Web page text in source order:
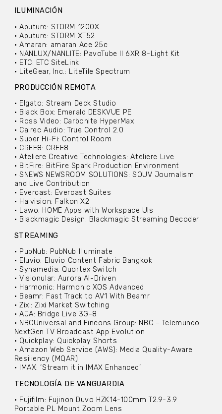
ILUMINACIÓN
• Aputure: STORM 1200X
• Aputure: STORM XT52
• Amaran: amaran Ace 25c
• NANLUX/NANLITE: PavoTube II 6XR 8-Light Kit
• ETC: ETC SiteLink
• LiteGear, Inc.: LiteTile Spectrum
PRODUCCIÓN REMOTA
• Elgato: Stream Deck Studio
• Black Box: Emerald DESKVUE PE
• Ross Video: Carbonite HyperMax
• Calrec Audio: True Control 2.0
• Super Hi-Fi: Control Room
• CREE8: CREE8
• Ateliere Creative Technologies: Ateliere Live
• BitFire: BitFire Spark Production Environment
• SNEWS NEWSROOM SOLUTIONS: SOUV Journalism
and Live Contribution
• Evercast: Evercast Suites
• Haivision: Falkon X2
• Lawo: HOME Apps with Workspace UIs
• Blackmagic Design: Blackmagic Streaming Decoder
STREAMING
• PubNub: PubNub Illuminate
• Eluvio: Eluvio Content Fabric Bangkok
• Synamedia: Quortex Switch
• Visionular: Aurora AI-Driven
• Harmonic: Harmonic XOS Advanced
• Beamr: Fast Track to AV1 With Beamr
• Zixi: Zixi Market Switching
• AJA: Bridge Live 3G-8
• NBCUniversal and Fincons Group: NBC – Telemundo
NextGen TV Broadcast App Evolution
• Quickplay: Quickplay Shorts
• Amazon Web Service (AWS): Media Quality-Aware
Resiliency (MQAR)
• IMAX: ‘Stream it in IMAX Enhanced’
TECNOLOGÍA DE VANGUARDIA
• Fujifilm: Fujinon Duvo HZK14-100mm T2.9-3.9
Portable PL Mount Zoom Lens